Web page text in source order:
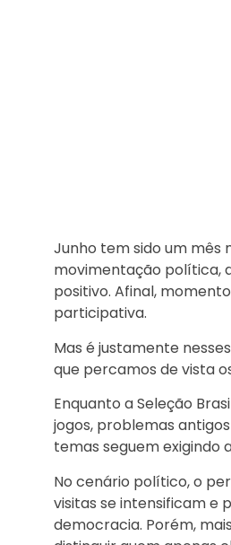
Junho tem sido um mês
movimentação política,
positivo. Afinal,
participativa.
Mas é justamente
que percamos de vista
Enquanto a Seleção
jogos, problemas
temas seguem exigindo
No cenário político, o
visitas se intensificam e
democracia. Porém,